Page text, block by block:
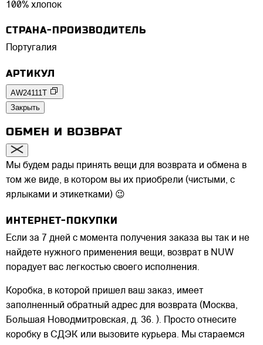
100% хлопок
СТРАНА-ПРОИЗВОДИТЕЛЬ
Португалия
АРТИКУЛ
AW24111T
Закрыть
ОБМЕН И ВОЗВРАТ
Мы будем рады принять вещи для возврата и обмена в
том же виде, в котором вы их приобрели (чистыми, с
ярлыками и этикетками) 😉
ИНТЕРНЕТ-ПОКУПКИ
Если за 7 дней с момента получения заказа вы так и не
найдете нужного применения вещи, возврат в NUW
порадует вас легкостью своего исполнения.
Коробка, в которой пришел ваш заказ, имеет
заполненный обратный адрес для возврата (Москва,
Большая Новодмитровская, д. 36. ). Просто отнесите
коробку в СДЭК или вызовите курьера. Мы стараемся